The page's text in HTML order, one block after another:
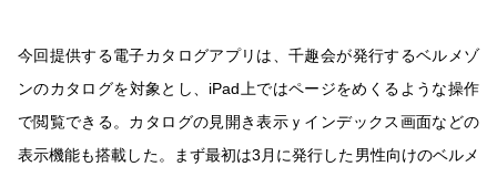
今回提供する電子カタログアプリは、千趣会が発行するベルメゾ
ンのカタログを対象とし、iPad上ではページをめくるような操作
で閲覧できる。カタログの見開き表示ｙインデックス画面などの
表示機能も搭載した。まず最初は3月に発行した男性向けのベルメ